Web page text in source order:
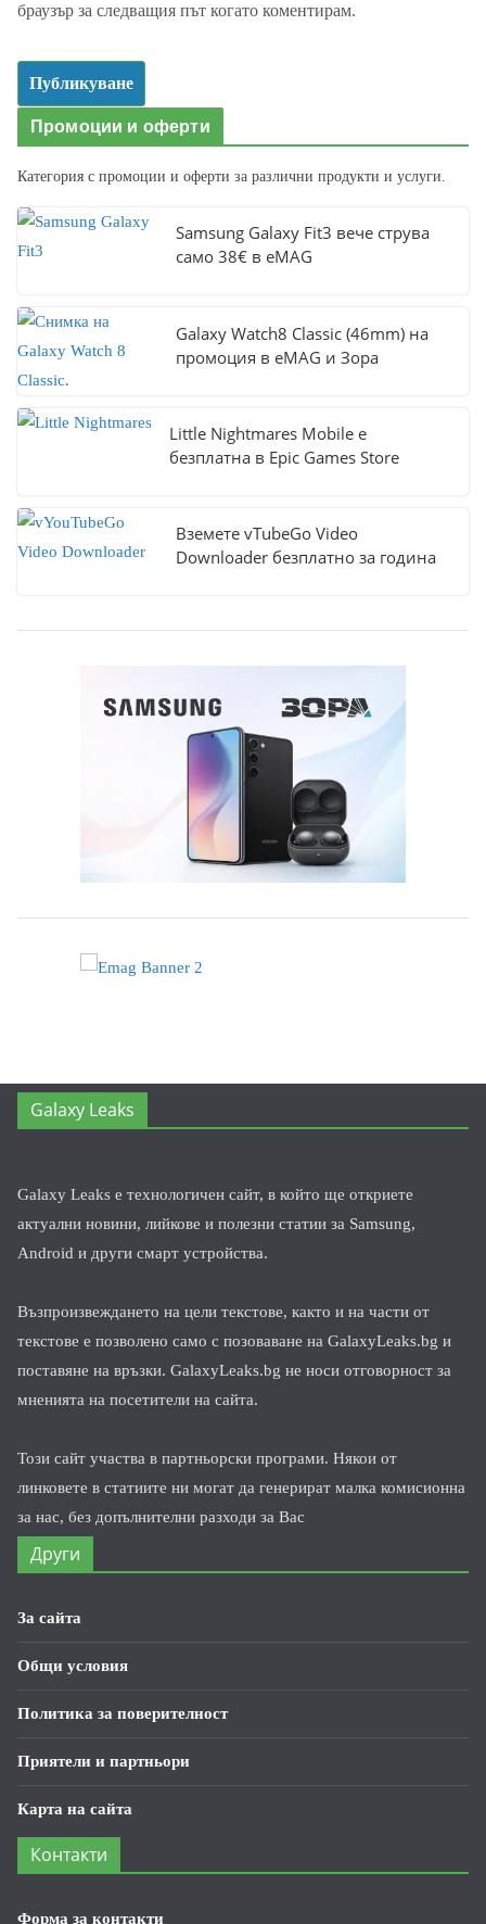
браузър за следващия път когато коментирам.
Промоции и оферти
Категория с промоции и оферти за различни продукти и услуги.
Samsung Galaxy Fit3 вече струва
само 38€ в eMAG
Galaxy Watch8 Classic (46mm) на
промоция в eMAG и Зора
Little Nightmares Mobile е
безплатна в Epic Games Store
Вземете vTubeGo Video
Downloader безплатно за година
Galaxy Leaks
Galaxy Leaks е технологичен сайт, в който ще откриете
актуални новини, лийкове и полезни статии за Samsung,
Android и други смарт устройства.
Възпроизвеждането на цели текстове, както и на части от
текстове е позволено само с позоваване на GalaxyLeaks.bg и
поставяне на връзки. GalaxyLeaks.bg не носи отговорност за
мненията на посетители на сайта.
Този сайт участва в партньорски програми. Някои от
линковете в статиите ни могат да генерират малка комисионна
за нас, без допълнителни разходи за Вас
Други
За сайта
Общи условия
Политика за поверителност
Приятели и партньори
Карта на сайта
Контакти
Форма за контакти